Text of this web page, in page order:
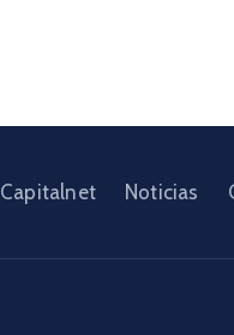
Capitalnet Noticias